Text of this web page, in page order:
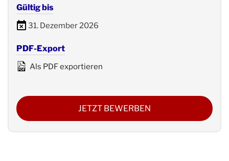
Gültig bis
31. Dezember 2026
PDF-Export
Als PDF exportieren
JETZT BEWERBEN